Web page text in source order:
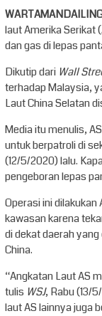
laut Amerika Serikat
dan gas di lepas
Dikutip dari Wall
terhadap Malaysia,
Laut China Selatan
Media itu menulis,
untuk berpatroli di
(12/5/2020) lalu.
pengeboran lepas
Operasi ini
kawasan karena
di dekat daerah
China.
“Angkatan Laut AS
tulis WSJ, Rabu (13/
laut AS lainnya juga